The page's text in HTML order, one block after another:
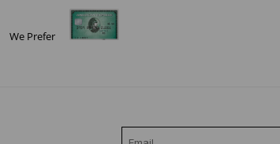
We Prefer